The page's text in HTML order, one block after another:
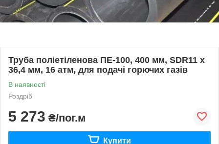
Труба поліетіленова ПЕ-100, 400 мм, SDR11 х
36,4 мм, 16 атм, для подачі горючих газів
В наявності
Роздріб
5 273 ₴/пог.м
Купити